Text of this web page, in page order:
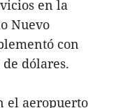
en la
Nuevo
con
dólares.
el aeropuerto